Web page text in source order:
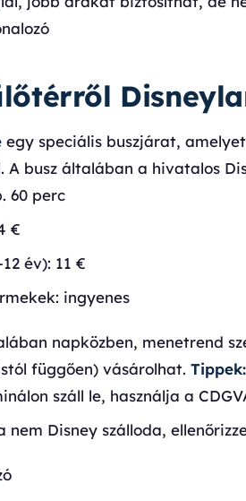
egy speciális buszjárat,
A busz általában a hivatalos
60 perc
€
év): 11 €
ingyenes
napközben, menetrend
függően) vásárolhat. Tippek:
száll le, használja a
nem Disney szálloda,